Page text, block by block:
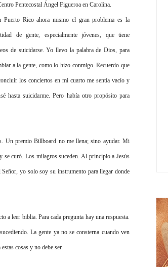
Pentecostal Ángel Figueroa en Carolina.
Puerto Rico ahora mismo el gran problema es la
de gente, especialmente jóvenes, que tiene
de suicidarse. Yo llevo la palabra de Dios, para
a la gente, como lo hizo conmigo. Recuerdo que
los conciertos en mi cuarto me sentía vacío y
hasta suicidarme. Pero había otro propósito para
Un premio Billboard no me llena; sino ayudar. Mi
curó. Los milagros suceden. Al principio a Jesús
yo solo soy su instrumento para llegar donde
a leer biblia. Para cada pregunta hay una respuesta.
La gente ya no se consterna cuando ven
cosas y no debe ser.